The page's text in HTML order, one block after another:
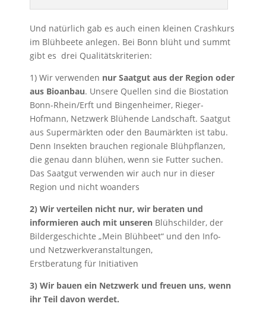
Und natürlich gab es auch einen kleinen Crashkurs
im Blühbeete anlegen. Bei Bonn blüht und summt
gibt es drei Qualitätskriterien:
1) Wir verwenden nur Saatgut aus der Region oder
aus Bioanbau. Unsere Quellen sind die Biostation
Bonn-Rhein/Erft und Bingenheimer, Rieger-
Hofmann, Netzwerk Blühende Landschaft. Saatgut
aus Supermärkten oder den Baumärkten ist tabu.
Denn Insekten brauchen regionale Blühpflanzen,
die genau dann blühen, wenn sie Futter suchen.
Das Saatgut verwenden wir auch nur in dieser
Region und nicht woanders
2) Wir verteilen nicht nur, wir beraten und
informieren auch mit unseren Blühschilder, der
Bildergeschichte „Mein Blühbeet“ und den Info-
und Netzwerkveranstaltungen,
Erstberatung für Initiativen
3) Wir bauen ein Netzwerk und freuen uns, wenn
ihr Teil davon werdet.